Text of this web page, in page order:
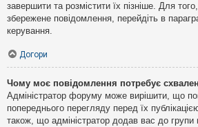
завершити та розмістити їх пізніше. Для
збережене повідомлення, перейдіть в
керування.
Догори
Чому моє повідомлення потребує
Адміністратор форуму може вирішити, що
попереднього перегляду перед їх
також, що адміністратор додав вас до групи